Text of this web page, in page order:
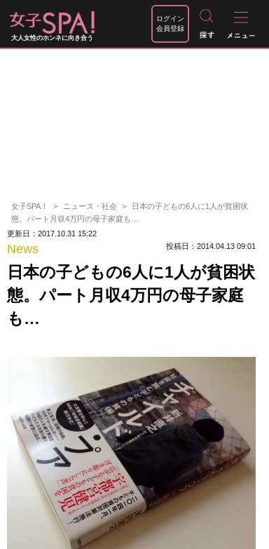
大人女性のホンネに向き合う
ログイン
会員登録
女子SPA！ ニュース・社会
日本の子どもの6人に1人が貧困状
態。パート月収4万円の母子家庭も…
更新日：2017.10.31 15:22
News 投稿日：2014.04.13 09:01
日本の子どもの6人に1人が貧困状
態。パート月収4万円の母子家庭
も…